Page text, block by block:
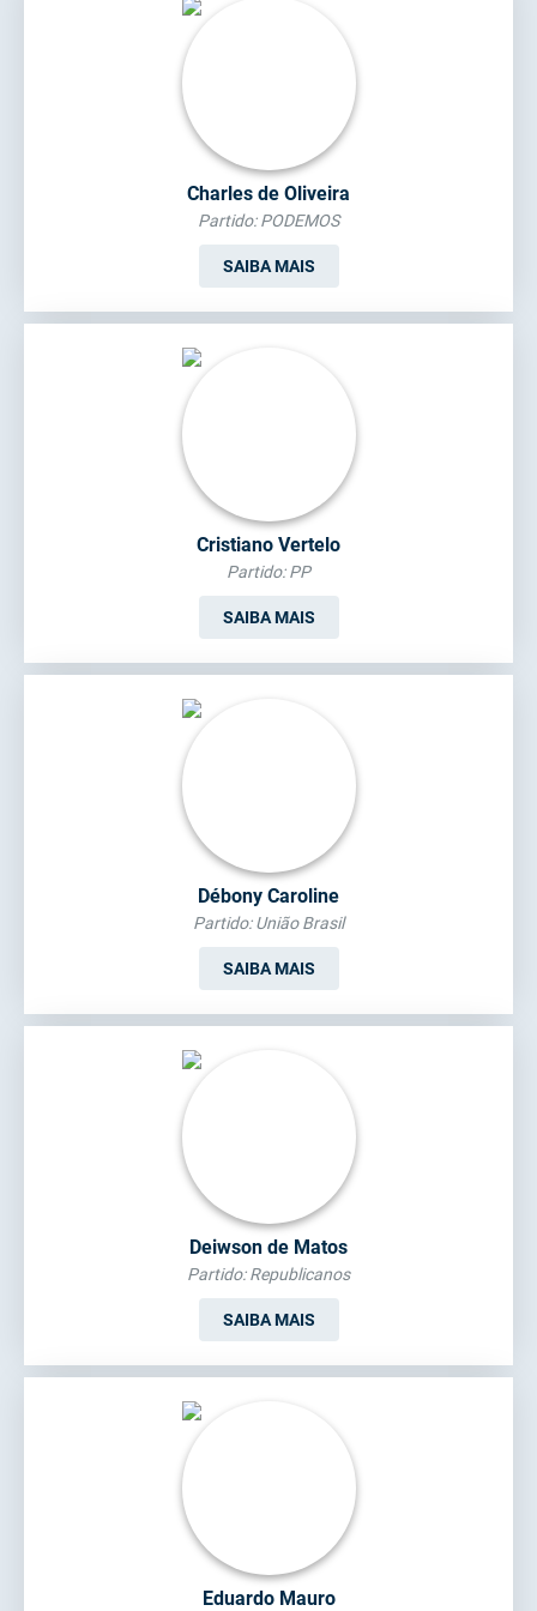
Charles de Oliveira
Partido: PODEMOS
SAIBA MAIS
Cristiano Vertelo
Partido: PP
SAIBA MAIS
Débony Caroline
Partido: União Brasil
SAIBA MAIS
Deiwson de Matos
Partido: Republicanos
SAIBA MAIS
Eduardo Mauro